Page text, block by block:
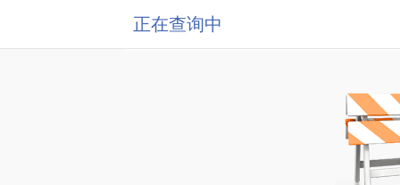
正在查询中